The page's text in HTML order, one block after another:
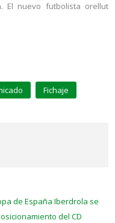
El nuevo futbolista orellut
Fichaje
de España Iberdrola se
del CD